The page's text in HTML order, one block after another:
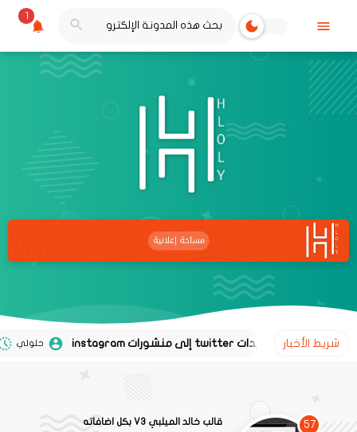
1
شريط الأخبار حلولي 02 نوفمبر 2020
57 قالب خالد الميلبي V3 بكل اضافاته